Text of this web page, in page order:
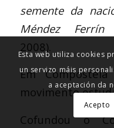
semente da
Méndez Ferrín
2008).
Em
movimento
Cofundou o
Aviso Legal e Condicións
© Copyright - Celso Emilio
Esta web utiliza cookies
un servizo máis
a aceptación da
Acepto